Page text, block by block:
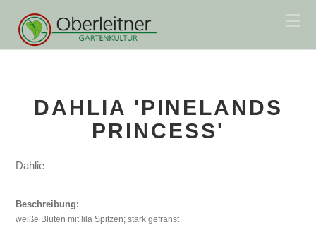
DAHLIA 'PINELANDS
PRINCESS'
Dahlie
Beschreibung:
weiße Blüten mit lila Spitzen; stark gefranst